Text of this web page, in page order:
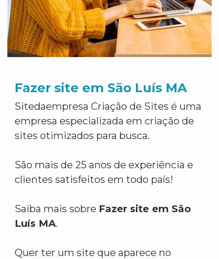
Fazer site em São Luís MA
Sitedaempresa Criação de Sites é uma
empresa especializada em criação de
sites otimizados para busca.
São mais de 25 anos de experiência e
clientes satisfeitos em todo país!
Saiba mais sobre Fazer site em São
Luís MA.
Quer ter um site que aparece no